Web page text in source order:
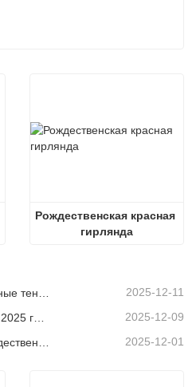
Рождественская красная
гирлянда
2025-12-11
2025-12-09
Глобальные тенденции рождественского декора и почему Christmas Queen продолжает лидировать на рынке 2025-12-01